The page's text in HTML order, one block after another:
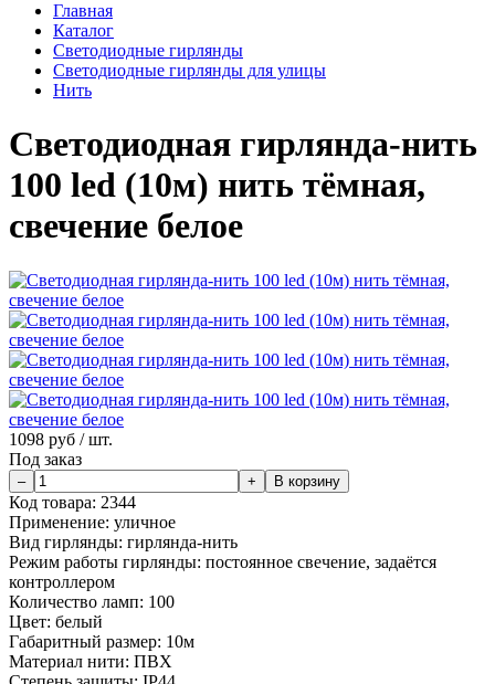
Главная
Каталог
Светодиодные гирлянды
Светодиодные гирлянды для улицы
Нить
Светодиодная гирлянда-нить
100 led (10м) нить тёмная,
свечение белое
1098 руб / шт.
Под заказ
Код товара: 2344
Применение: уличное
Вид гирлянды: гирлянда-нить
Режим работы гирлянды: постоянное свечение, задаётся
контроллером
Количество ламп: 100
Цвет: белый
Габаритный размер: 10м
Материал нити: ПВХ